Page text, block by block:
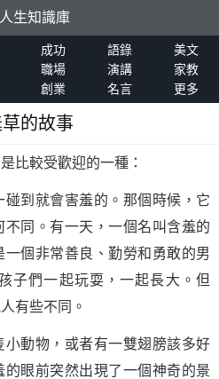
生知識庫
成功 語錄
美文
職場 演講
家教
創業 名言 更多
的故事
比較受歡迎的一種：
到就會害羞的。那個時候，它
同。有一天，一個名叫含羞的
個非常善良、勤勞和勇敢的男
子們一起玩耍，一起長大。但
有些不同。
動物，或者有一雙翅膀該多好
眼前突然出現了一個神奇的景